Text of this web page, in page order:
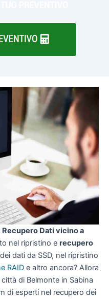
Dati vicino a
nel ripristino e recupero
dati da SSD, nel ripristino
RAID e altro ancora? Allora
di Belmonte in Sabina
di esperti nel recupero dei